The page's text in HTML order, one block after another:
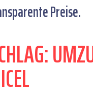
Preise.